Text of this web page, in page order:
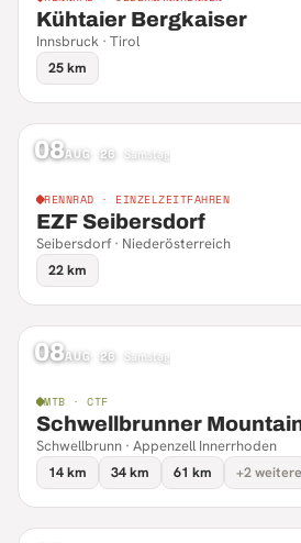
Kühtaier Bergkaiser
Innsbruck · Tirol
25 km
08AUG 26 Samstag
RENNRAD · EINZELZEITFAHREN
EZF Seibersdorf
Seibersdorf · Niederösterreich
22 km
08AUG 26 Samstag
MTB · CTF
Schwellbrunner
Schwellbrunn · Appenzell Innerrhoden
14 km
34 km 61 km +2 weitere